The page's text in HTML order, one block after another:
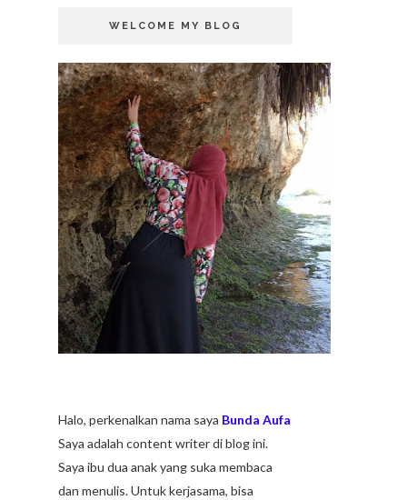
WELCOME MY BLOG
Halo, perkenalkan nama saya Bunda Aufa
Saya adalah content writer di blog ini.
Saya ibu dua anak yang suka membaca
dan menulis. Untuk kerjasama, bisa